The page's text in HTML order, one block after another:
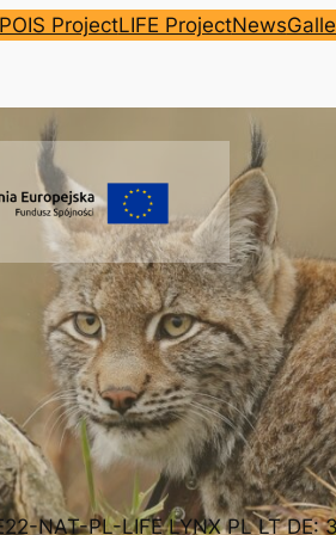
POIS ProjectLIFE ProjectNews
NAT-PL-LIFE LYNX PL LT DE: